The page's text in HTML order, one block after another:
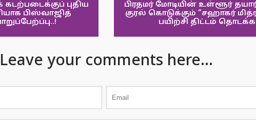
புதிய
பிஸ்வாஜித்
பிரதமர் மோடியின் உள்ளூர்
குரல் கொடுக்கும் “சஹாகர்
பயிற்சி திட்டம்
Leave your comments here...